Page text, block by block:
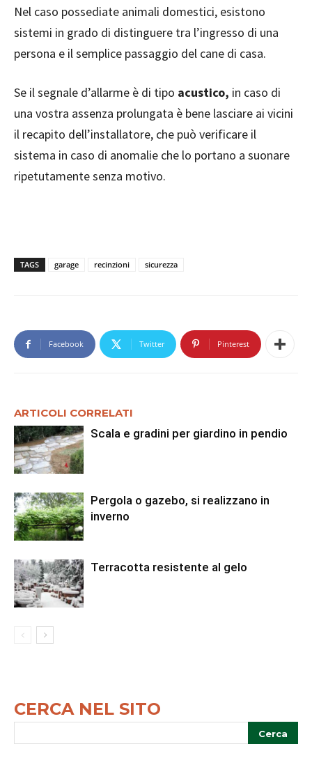
Nel caso possediate animali domestici, esistono
sistemi in grado di distinguere tra l’ingresso di una
persona e il semplice passaggio del cane di casa.
Se il segnale d’allarme è di tipo acustico, in caso di
una vostra assenza prolungata è bene lasciare ai vicini
il recapito dell’installatore, che può verificare il
sistema in caso di anomalie che lo portano a suonare
ripetutamente senza motivo.
TAGS garage recinzioni sicurezza
Facebook Twitter Pinterest
ARTICOLI CORRELATI
Scala e gradini per giardino in pendio
Pergola o gazebo, si realizzano in
inverno
Terracotta resistente al gelo
CERCA NEL SITO